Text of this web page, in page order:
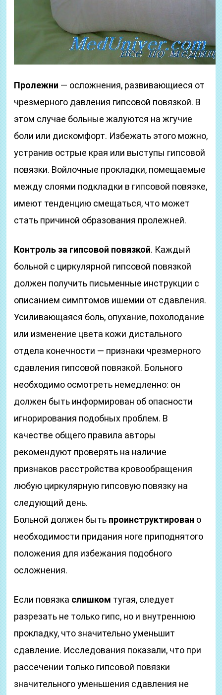
Пролежни — осложнения, развивающиеся от
чрезмерного давления гипсовой повязкой. В
этом случае больные жалуются на жгучие
боли или дискомфорт. Избежать этого можно,
устранив острые края или выступы гипсовой
повязки. Войлочные прокладки, помещаемые
между слоями подкладки в гипсовой повязке,
имеют тенденцию смещаться, что может
стать причиной образования пролежней.
Контроль за гипсовой повязкой. Каждый
больной с циркулярной гипсовой повязкой
должен получить письменные инструкции с
описанием симптомов ишемии от сдавления.
Усиливающаяся боль, опухание, похолодание
или изменение цвета кожи дистального
отдела конечности — признаки чрезмерного
сдавления гипсовой повязкой. Больного
необходимо осмотреть немедленно: он
должен быть информирован об опасности
игнорирования подобных проблем. В
качестве общего правила авторы
рекомендуют проверять на наличие
признаков расстройства кровообращения
любую циркулярную гипсовую повязку на
следующий день.
Больной должен быть проинструктирован о
необходимости придания ноге приподнятого
положения для избежания подобного
осложнения.
Если повязка слишком тугая, следует
разрезать не только гипс, но и внутреннюю
прокладку, что значительно уменьшит
сдавление. Исследования показали, что при
рассечении только гипсовой повязки
значительного уменьшения сдавления не